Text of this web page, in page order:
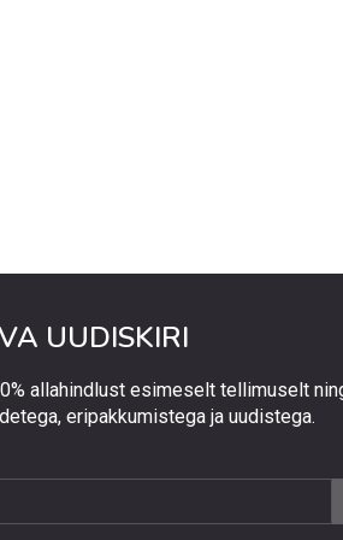
UUDISKIRI
allahindlust esimeselt tellimuselt
eripakkumistega ja uudistega.